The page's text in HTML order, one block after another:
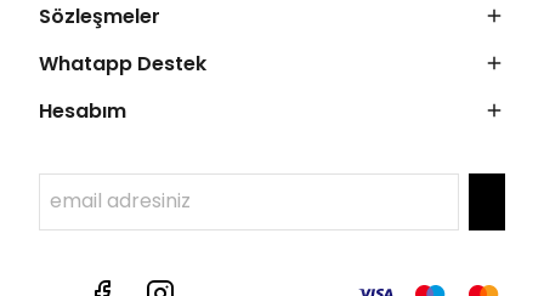
Sözleşmeler
Whatapp Destek
Hesabım